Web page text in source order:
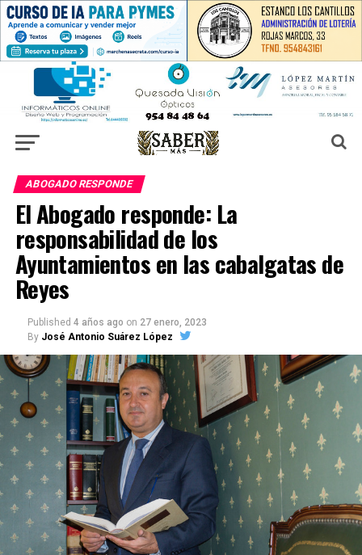
ABOGADO RESPONDE
El Abogado responde: La
responsabilidad de los
Ayuntamientos en las cabalgatas de
Reyes
Published 4 años ago on 27 enero, 2023
By José Antonio Suárez López